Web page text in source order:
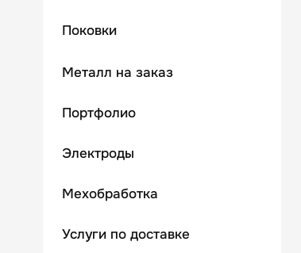
Поковки
Металл на заказ
Портфолио
Электроды
Мехобработка
Услуги по доставке